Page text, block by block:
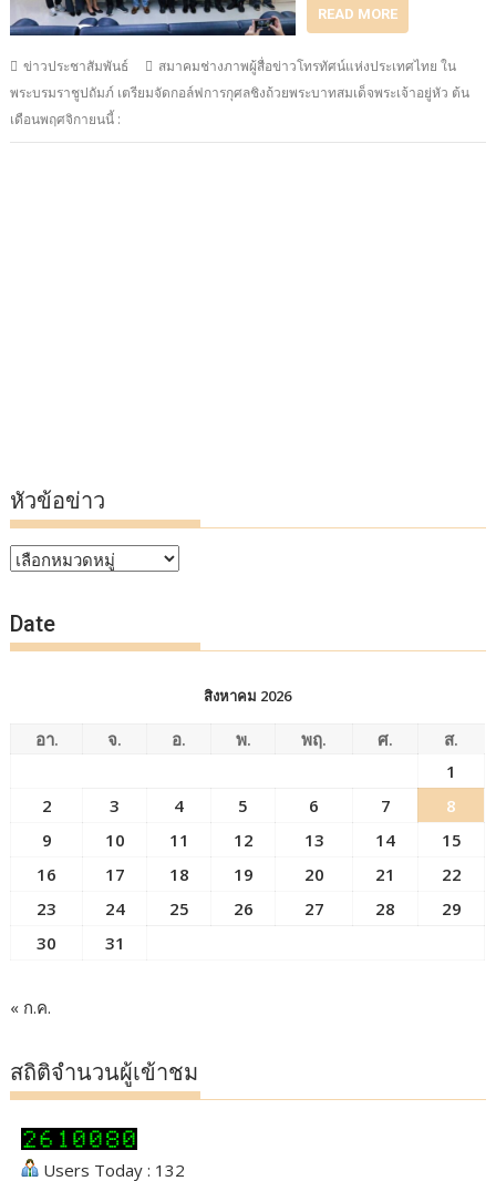
READ MORE
ข่าวประชาสัมพันธ์
สมาคมช่างภาพผู้สื่อข่าวโทรทัศน์แห่งประเทศไทย ใน
พระบรมราชูปถัมภ์ เตรียมจัดกอล์ฟการกุศลชิงถ้วยพระบาทสมเด็จพระเจ้าอยู่หัว ต้น
เดือนพฤศจิกายนนี้ :
หัวข้อข่าว
หัวข้อ
Date
สิงหาคม 2026
อา. จ. อ. พ. พฤ. ศ.
ส.
1
2
3 4 5 6 7
8
9
10 11 12 13 14
15
16
17 18 19 20 21
22
23
24 25 26 27 28
29
30
31
« ก.ค.
สถิติจำนวนผู้เข้าชม
Users Today : 132